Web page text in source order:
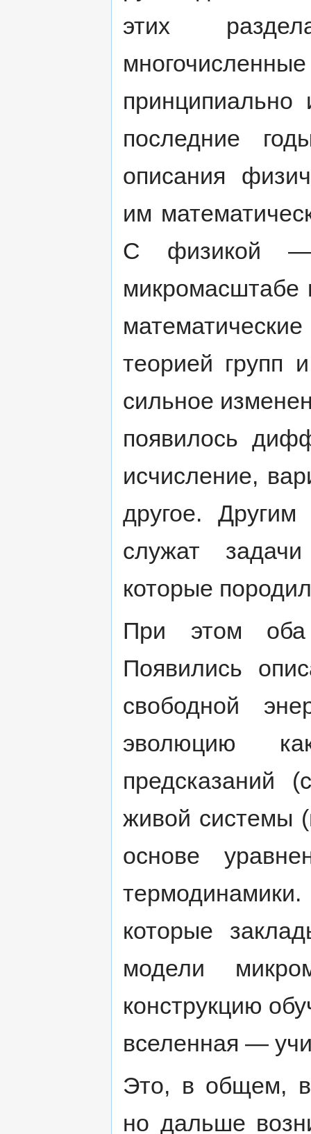
этих
принципиально
последние
описания
им
С физикой —
микромасштабе
теорией групп
сильное
появилось
исчисление,
другое.
служат
которые
При этом
Появились
свободной
эволюцию
предсказаний
живой системы
основе
которые
модели
конструкцию
вселенная —
Это, в общем,
но дальше